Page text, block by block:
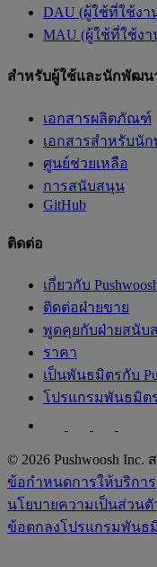
DAU (ผู้ใช้ที่ใช้งา
MAU (ผู้ใช้ที่ใช้งา
สำหรับผู้ใช้และนักพัฒน
เอกสารผลิตภัณฑ์
เอกสารสำหรับนั
ศูนย์ช่วยเหลือ
การสนับสนุน
GitHub
ติดต่อ
เกี่ยวกับ
ติดต่อฝ่ายขาย
พูดคุยกับฝ่ายสนับ
ราคา
เป็นพันธมิตรกับ
โปรแกรมพันธมิตร
© 2026 Pushwoosh
ข้อกำหนดการให้บริการ
นโยบายความเป็นส่วนตั
ข้อตกลงโปรแกรมพันธ